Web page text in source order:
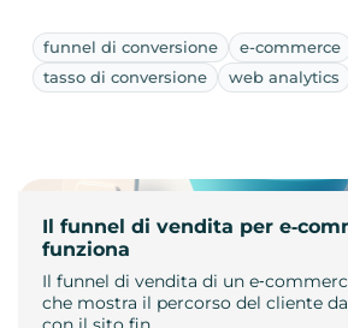
funnel di conversione
e-commerce
tasso di conversione
web analytics
Il funnel di vendita per
funziona
Il funnel di vendita di un
che mostra il percorso del cliente